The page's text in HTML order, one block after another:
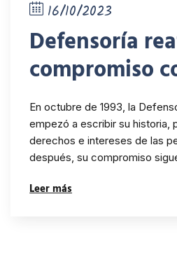
16/10/2023
Defensoría
compromiso
de los
humanos en
aniversario
En octubre de 1993, la
empezó a escribir su historia,
derechos e intereses de las
después, su compromiso
Leer más